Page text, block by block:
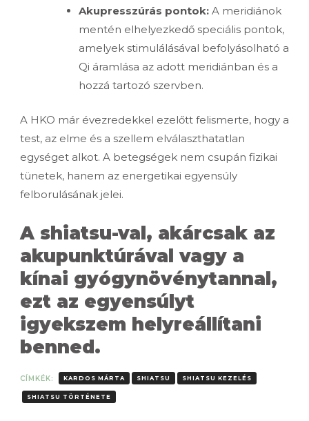
Akupresszúrás pontok: A meridiánok
mentén elhelyezkedő speciális pontok,
amelyek stimulálásával befolyásolható a
Qi áramlása az adott meridiánban és a
hozzá tartozó szervben.
A HKO már évezredekkel ezelőtt felismerte, hogy a
test, az elme és a szellem elválaszthatatlan
egységet alkot. A betegségek nem csupán fizikai
tünetek, hanem az energetikai egyensúly
felborulásának jelei.
A shiatsu-val, akárcsak az
akupunktúrával vagy a
kínai gyógynövénytannal,
ezt az egyensúlyt
igyekszem helyreállítani
benned.
CÍMKÉK: KARDOS MÁRTA SHIATSU SHIATSU KEZELÉS
SHIATSU TÖRTÉNETE